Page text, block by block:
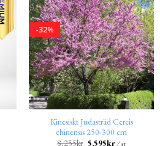
%
32
Kinesiskt Judasträd Cercis
chinensis 250-300 cm
8,255kr 5,595kr/ st